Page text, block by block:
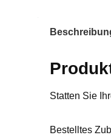
Statten Sie
Bestelltes